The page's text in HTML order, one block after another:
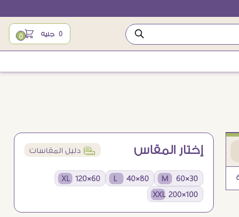
0 جنيه 0
إختار المقاس í دليل المقاسات
30×60 M
80×40 L
60×120 XL
100×200 XXL